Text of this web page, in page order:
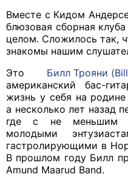
Вместе с Кидом
блюзовая сборная
целом. Сложилось так,
знакомы нашим
Это Билл Трояни
американский бас-
жизнь у себя на
а несколько лет назад
где с не меньшим
молодыми
гастролирующими в
В прошлом году Билл
Amund Maarud Band.